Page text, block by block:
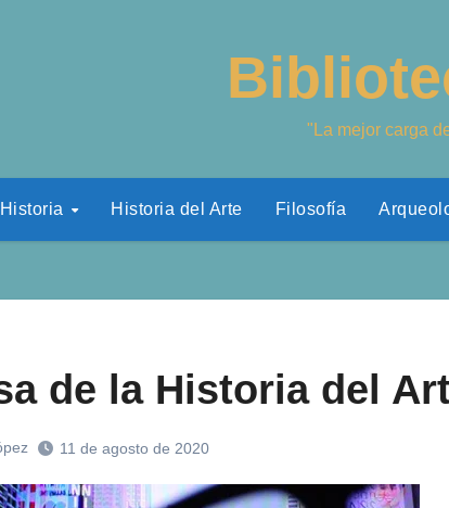
"La mejor carga
Historia Historia del Arte Filosofía
de la Historia del
11 de agosto de 2020